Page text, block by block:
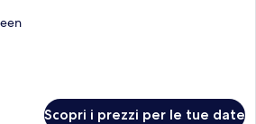
Scopri i prezzi per le tue date